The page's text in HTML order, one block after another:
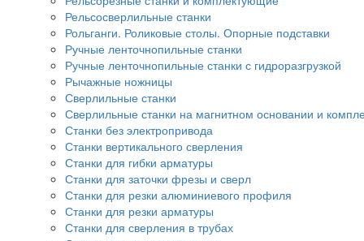
Рельсосверлильные станки
Рольганги. Роликовые столы. Опорные подставки
Ручные ленточнопильные станки
Ручные ленточнопильные станки с гидроразгрузкой
Рычажные ножницы
Сверлильные станки
Сверлильные станки на магнитном основании и
Станки без электропривода
Станки вертикального сверления
Станки для гибки арматуры
Станки для заточки фрезы и сверл
Станки для резки алюминиевого профиля
Станки для резки арматуры
Станки для сверления в трубах